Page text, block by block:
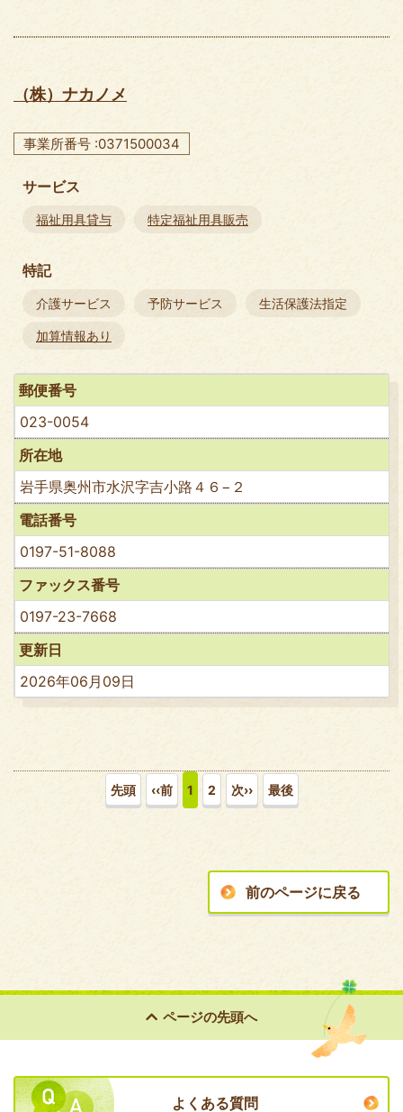
（株）ナカノメ
事業所番号 :0371500034
サービス
福祉用具貸与 特定福祉用具販売
特記
介護サービス 予防サービス 生活保護法指定
加算情報あり
郵便番号
023-0054
所在地
岩手県奥州市水沢字吉小路４６−２
電話番号
0197-51-8088
ファックス番号
0197-23-7668
更新日
2026年06月09日
先頭 ‹‹前 1 2 次›› 最後
前のページに戻る
ページの先頭へ
よくある質問